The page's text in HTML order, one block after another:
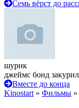
Семь вёрст до
шурик
джеймс бонд
Вместе до конца
Kinostart » Фильмы »